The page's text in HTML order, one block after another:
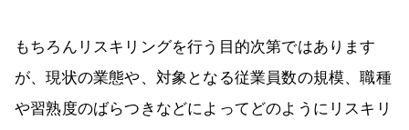
もちろんリスキリングを行う目的次第ではあります
が、現状の業態や、対象となる従業員数の規模、職種
や習熟度のばらつきなどによってどのようにリスキリ